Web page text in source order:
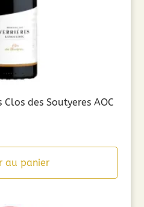
des Soutyeres AOC
au panier